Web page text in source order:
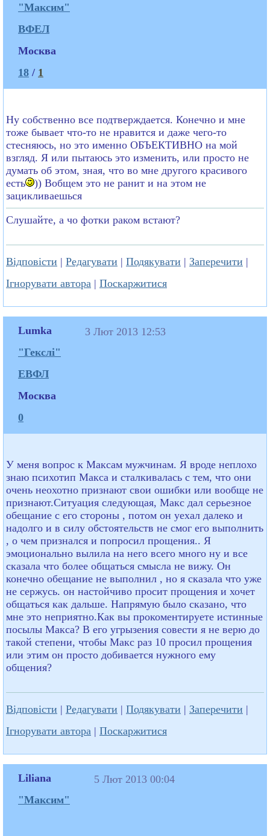
"Максим"
ВФЕЛ
Москва
18 / 1
Ну собственно все подтверждается. Конечно и мне
тоже бывает что-то не нравится и даже чего-то
стесняюсь, но это именно ОБЪЕКТИВНО на мой
взгляд. Я или пытаюсь это изменить, или просто не
думать об этом, зная, что во мне другого красивого
есть
)) Вобщем это не ранит и на этом не
зацикливаешься
Слушайте, а чо фотки раком встают?
Відповісти | Редагувати | Подякувати | Заперечити |
Ігнорувати автора | Поскаржитися
Lumka
"Гекслі"
ЕВФЛ
Москва
0
3 Лют 2013 12:53
У меня вопрос к Максам мужчинам. Я вроде неплохо
знаю психотип Макса и сталкивалась с тем, что они
очень неохотно признают свои ошибки или вообще не
признают.Ситуация следующая, Макс дал серьезное
обещание с его стороны , потом он уехал далеко и
надолго и в силу обстоятельств не смог его выполнить
, о чем признался и попросил прощения.. Я
эмоционально вылила на него всего много ну и все
сказала что более общаться смысла не вижу. Он
конечно обещание не выполнил , но я сказала что уже
не сержусь. он настойчиво просит прощения и хочет
общаться как дальше. Напрямую было сказано, что
мне это неприятно.Как вы прокоментируете истинные
посылы Макса? В его угрызения совести я не верю до
такой степени, чтобы Макс раз 10 просил прощения
или этим он просто добивается нужного ему
общения?
Відповісти | Редагувати | Подякувати | Заперечити |
Ігнорувати автора | Поскаржитися
Liliana
"Максим"
5 Лют 2013 00:04